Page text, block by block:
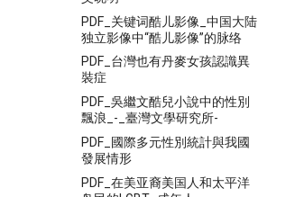
PDF_关键词酷儿影像_中国大陆
独立影像中“酷儿影像”的脉络
PDF_台灣也有丹麥女孩認識異
裝症
PDF_吳繼文酷兒小說中的性別
飄浪_-_臺灣文學研究所-
PDF_國際多元性別統計與我國
發展情形
PDF_在美亚裔美国人和太平洋